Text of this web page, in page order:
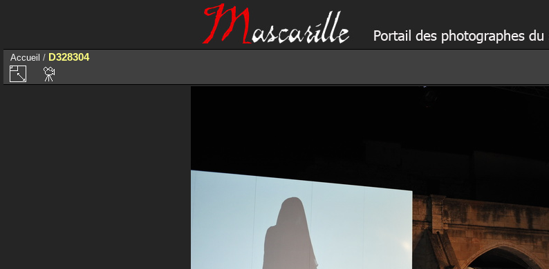
Accueil / D328304